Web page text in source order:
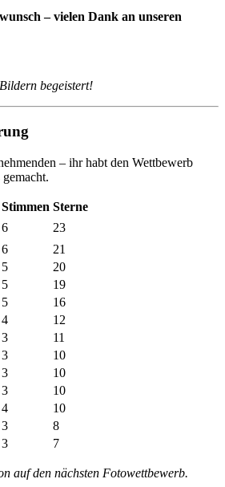
– vielen Dank an unseren
begeistert!
– ihr habt den Wettbewerb
Stimmen Sterne
6
23
6
21
5
20
5
19
5
16
4
12
3
11
3
10
3
10
3
10
4
10
3
8
3 7
auf den nächsten Fotowettbewerb.